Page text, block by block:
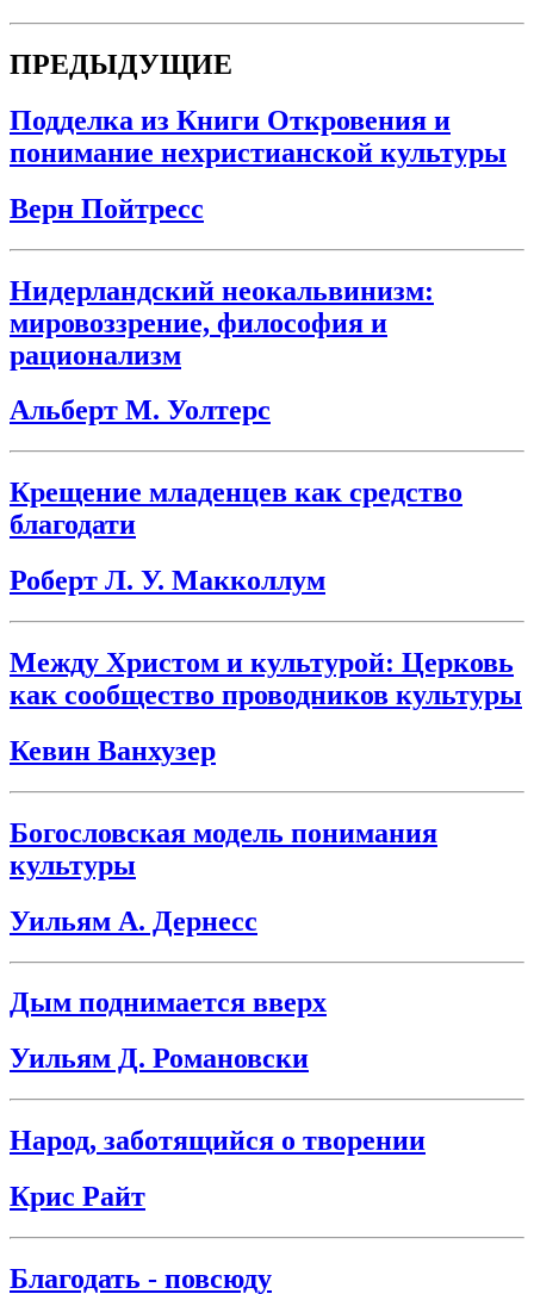
ПРЕДЫДУЩИЕ
Подделка из Книги Откровения и
понимание нехристианской культуры
Верн Пойтресс
Нидерландский неокальвинизм:
мировоззрение, философия и
рационализм
Альберт М. Уолтерс
Крещение младенцев как средство
благодати
Роберт Л. У. Макколлум
Между Христом и культурой: Церковь
как сообщество проводников культуры
Кевин Ванхузер
Богословская модель понимания
культуры
Уильям А. Дернесс
Дым поднимается вверх
Уильям Д. Романовски
Народ, заботящийся о творении
Крис Райт
Благодать - повсюду